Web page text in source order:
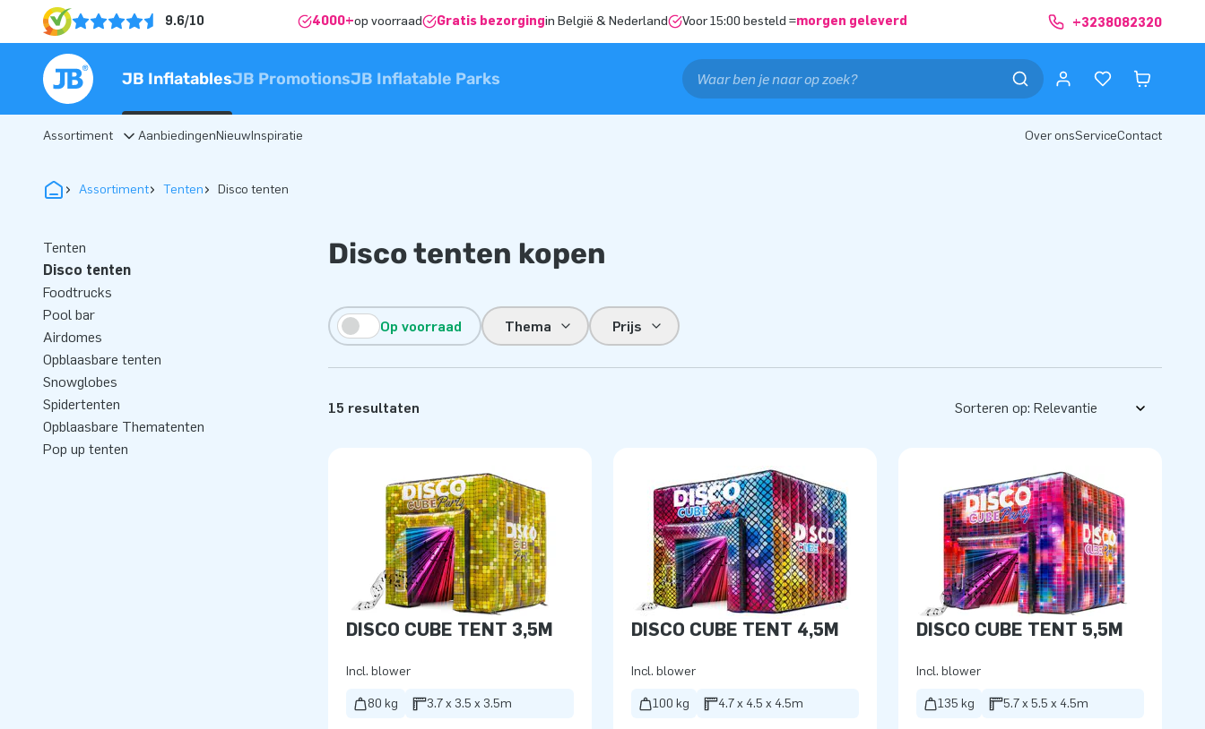
9.6/10 4000+op voorraad Gratis bezorgingin België & Nederland Voor 15:00 besteld =morgen geleverd +3238082320
JB InflatablesJB PromotionsJB Inflatable Parks
Assortiment AanbiedingenNieuwInspiratie Over onsServiceContact
Assortiment Tenten Disco tenten
Tenten
Disco tenten
Foodtrucks
Pool bar
Airdomes
Opblaasbare tenten
Snowglobes
Spidertenten
Opblaasbare Thematenten
Pop up tenten
Disco tenten kopen
Op voorraad Thema Prijs
15 resultaten Sorteren op:
DISCO CUBE TENT 3,5M
Incl. blower
80 kg 3.7 x 3.5 x 3.5m
DISCO CUBE TENT 4,5M
Incl. blower
100 kg 4.7 x 4.5 x 4.5m
DISCO CUBE TENT 5,5M
Incl. blower
135 kg 5.7 x 5.5 x 4.5m